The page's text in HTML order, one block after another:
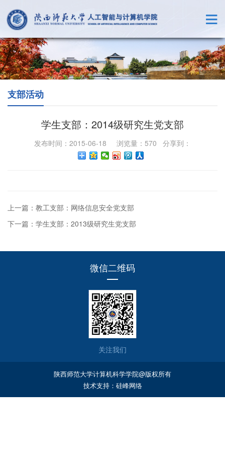
支部活动
学生支部：2014级研究生党支部
发布时间：2015-06-18 浏览量： 570 分享到：
上一篇：教工支部：网络信息安全党支部
下一篇：学生支部：2013级研究生党支部
微信二维码
关注我们
陕西师范大学计算机科学学院@版权所有
技术支持： 硅峰网络